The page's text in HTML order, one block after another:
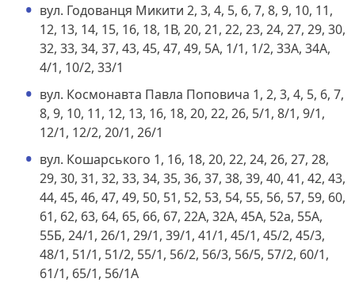
вул. Годованця Микити 2, 3, 4, 5, 6, 7, 8, 9, 10, 11,
12, 13, 14, 15, 16, 18, 1В, 20, 21, 22, 23, 24, 27, 29, 30,
32, 33, 34, 37, 43, 45, 47, 49, 5А, 1/1, 1/2, 33А, 34А,
4/1, 10/2, 33/1
вул. Космонавта Павла Поповича 1, 2, 3, 4, 5, 6, 7,
8, 9, 10, 11, 12, 13, 16, 18, 20, 22, 26, 5/1, 8/1, 9/1,
12/1, 12/2, 20/1, 26/1
вул. Кошарського 1, 16, 18, 20, 22, 24, 26, 27, 28,
29, 30, 31, 32, 33, 34, 35, 36, 37, 38, 39, 40, 41, 42, 43,
44, 45, 46, 47, 49, 50, 51, 52, 53, 54, 55, 56, 57, 59, 60,
61, 62, 63, 64, 65, 66, 67, 22А, 32А, 45А, 52а, 55А,
55Б, 24/1, 26/1, 29/1, 39/1, 41/1, 45/1, 45/2, 45/3,
48/1, 51/1, 51/2, 55/1, 56/2, 56/3, 56/5, 57/2, 60/1,
61/1, 65/1, 56/1А